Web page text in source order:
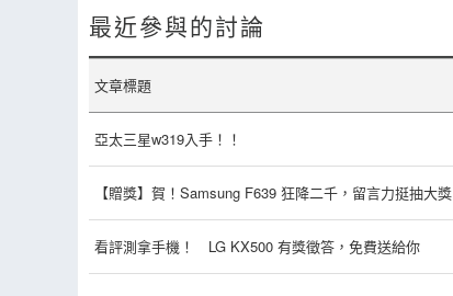
最近參與的討論
文章標題
亞太三星w319入手！！
【贈獎】賀！Samsung F639 狂降二千，留言力挺抽大獎
看評測拿手機！ LG KX500 有獎徵答，免費送給你